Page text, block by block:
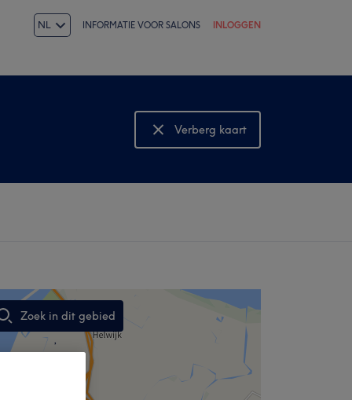
NL INFORMATIE VOOR SALONS INLOGGEN
Verberg kaart
Bekijk kaart
Zoek in dit gebied
,